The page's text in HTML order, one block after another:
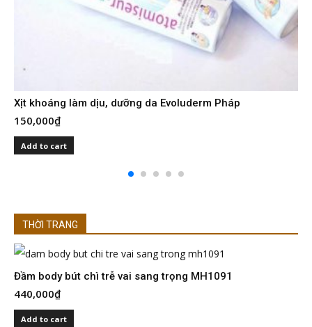
Xịt khoáng làm dịu, dưỡng da Evoluderm Pháp
150,000₫
Add to cart
THỜI TRANG
Đầm body bút chì trễ vai sang trọng MH1091
440,000₫
Add to cart